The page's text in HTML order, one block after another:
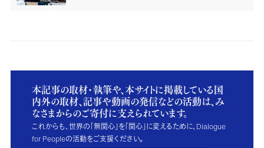
本記事の取材・執筆や、本サイトに掲載している国
内外の取材、記事や動画の発信などの活動は、み
なさまからのご寄付に支えられています。
これからも、世界の「無関心」を「関心」に変えるために、Dialogue
for Peopleの活動をご支援ください。